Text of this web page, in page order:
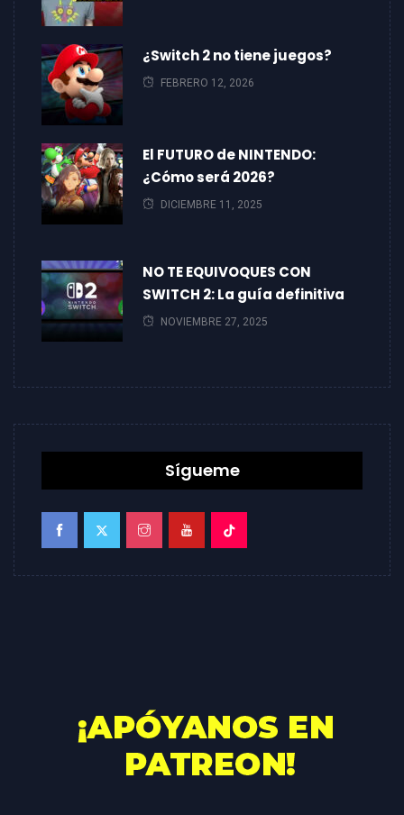
¿Switch 2 no tiene juegos?
FEBRERO 12, 2026
El FUTURO de NINTENDO:
¿Cómo será 2026?
DICIEMBRE 11, 2025
NO TE EQUIVOQUES CON
SWITCH 2: La guía definitiva
NOVIEMBRE 27, 2025
Sígueme